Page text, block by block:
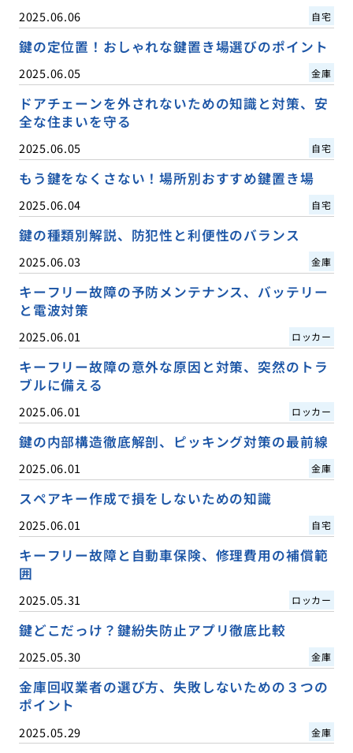
2025.06.06 自宅
鍵の定位置！おしゃれな鍵置き場選びのポイント
2025.06.05 金庫
ドアチェーンを外されないための知識と対策、安
全な住まいを守る
2025.06.05 自宅
もう鍵をなくさない！場所別おすすめ鍵置き場
2025.06.04 自宅
鍵の種類別解説、防犯性と利便性のバランス
2025.06.03 金庫
キーフリー故障の予防メンテナンス、バッテリー
と電波対策
2025.06.01 ロッカー
キーフリー故障の意外な原因と対策、突然のトラ
ブルに備える
2025.06.01 ロッカー
鍵の内部構造徹底解剖、ピッキング対策の最前線
2025.06.01 金庫
スペアキー作成で損をしないための知識
2025.06.01 自宅
キーフリー故障と自動車保険、修理費用の補償範
囲
2025.05.31 ロッカー
鍵どこだっけ？鍵紛失防止アプリ徹底比較
2025.05.30 金庫
金庫回収業者の選び方、失敗しないための３つの
ポイント
2025.05.29 金庫